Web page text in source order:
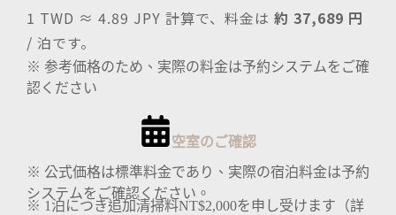
1 TWD ≈ 4.89 JPY 計算で、料金は 約 37,689 円
/ 泊です。
※ 参考価格のため、実際の料金は予約システムをご確
認ください
空室のご確認
※ 公式価格は標準料金であり、実際の宿泊料金は予約
システムをご確認ください。
※ 1泊につき追加清掃料NT$2,000を申し受けます（詳